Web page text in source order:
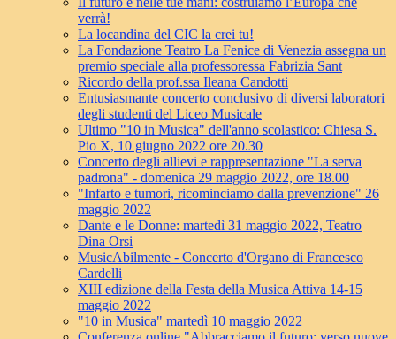
verrà!
La locandina del CIC la crei tu!
La Fondazione Teatro La Fenice di Venezia assegna un
premio speciale alla professoressa Fabrizia Sant
Ricordo della prof.ssa Ileana Candotti
Entusiasmante concerto conclusivo di diversi laboratori
degli studenti del Liceo Musicale
Ultimo "10 in Musica" dell'anno scolastico: Chiesa S.
Pio X, 10 giugno 2022 ore 20.30
Concerto degli allievi e rappresentazione "La serva
padrona" - domenica 29 maggio 2022, ore 18.00
"Infarto e tumori, ricominciamo dalla prevenzione" 26
maggio 2022
Dante e le Donne: martedì 31 maggio 2022, Teatro
Dina Orsi
MusicAbilmente - Concerto d'Organo di Francesco
Cardelli
XIII edizione della Festa della Musica Attiva 14-15
maggio 2022
"10 in Musica" martedì 10 maggio 2022